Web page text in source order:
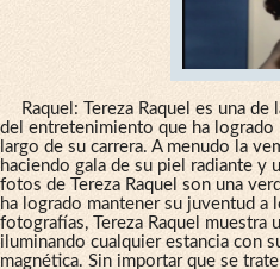
Raquel: Tereza Raquel es una
del entretenimiento que ha logrado
largo de su carrera. A menudo la
haciendo gala de su piel radiante y
fotos de Tereza Raquel son una
ha logrado mantener su juventud a
fotografías, Tereza Raquel muestra
iluminando cualquier estancia con
magnética. Sin importar que se